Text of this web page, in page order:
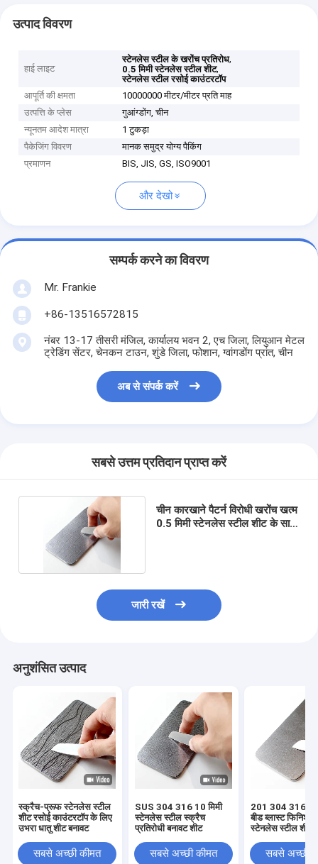
उत्पाद विवरण
हाई लाइट
स्टेनलेस स्टील के खरोंच प्रतिरोध,
0.5 मिमी स्टेनलेस स्टील शीट,
स्टेनलेस स्टील रसोई काउंटरटॉप
आपूर्ति की क्षमता
10000000 मीटर/मीटर प्रति माह
उत्पत्ति के प्लेस
गुआंग्डोंग, चीन
न्यूनतम आदेश मात्रा
1 टुकड़ा
पैकेजिंग विवरण
मानक समुद्र योग्य पैकिंग
प्रमाणन
BIS, JIS, GS, ISO9001
और देखो
सम्पर्क करने का विवरण
Mr. Frankie
+86-13516572815
नंबर 13-17 तीसरी मंजिल, कार्यालय भवन 2, एच जिला, लियुआन मेटल
ट्रेडिंग सेंटर, चेनकन टाउन, शुंडे जिला, फोशान, ग्वांगडोंग प्रांत, चीन
अब से संपर्क करें
सबसे उत्तम प्रतिदान प्राप्त करें
चीन कारखाने पैटर्न विरोधी खरोंच खत्म
0.5 मिमी स्टेनलेस स्टील शीट के साथ
जारी रखें
अनुशंसित उत्पाद
स्क्रैच-प्रूफ स्टेनलेस स्टील
शीट रसोई काउंटरटॉप के लिए
उभरा धातु शीट बनावट
सबसे अच्छी कीमत
SUS 304 316 10 मिमी
स्टेनलेस स्टील स्क्रैच
प्रतिरोधी बनावट शीट
सबसे अच्छी कीमत
201 304 316
बीड ब्लास्ट फिनिश
स्टेनलेस स्टील शीट
सबसे अच्छी